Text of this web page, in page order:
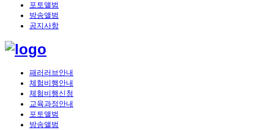
포토앨범
방송앨범
공지사항
패러러브안내
체험비행안내
체험비행신청
교육과정안내
포토앨범
방송앨범